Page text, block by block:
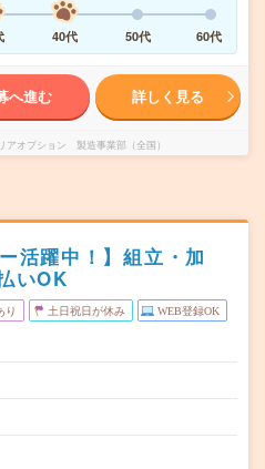
40代 50代 60代
へ進む 詳しく見る
アオプション 製造事業部（全国）
活躍中！】組立・加
いOK
り 土日祝日が休み WEB登録OK